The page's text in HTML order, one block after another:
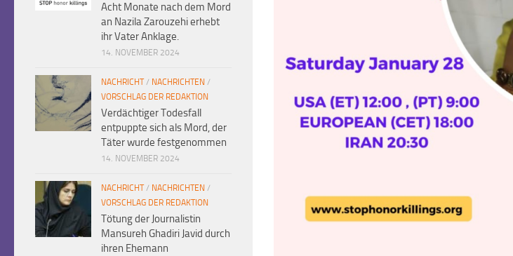
Acht Monate nach dem Mord
an Nazila Zarouzehi erhebt
ihr Vater Anklage.
14. NOVEMBER 2024
NACHRICHT/ NACHRICHTEN /
VORSCHLAG DER REDAKTION
Verdächtiger Todesfall
entpuppte sich als Mord, der
Täter wurde festgenommen
14. NOVEMBER 2024
NACHRICHT/ NACHRICHTEN /
VORSCHLAG DER REDAKTION
Tötung der Journalistin
Mansureh Ghadiri Javid durch
ihren Ehemann